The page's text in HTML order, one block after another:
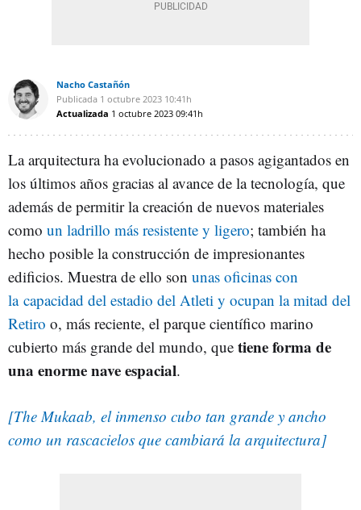
Nacho Castañón
Publicada 1 octubre 2023 10:41h
Actualizada 1 octubre 2023 09:41h
La arquitectura ha evolucionado a pasos agigantados en
los últimos años gracias al avance de la tecnología, que
además de permitir la creación de nuevos materiales
como un ladrillo más resistente y ligero; también ha
hecho posible la construcción de impresionantes
edificios. Muestra de ello son unas oficinas con
la capacidad del estadio del Atleti y ocupan la mitad del
Retiro o, más reciente, el parque científico marino
cubierto más grande del mundo, que tiene forma de
una enorme nave espacial.
[The Mukaab, el inmenso cubo tan grande y ancho
como un rascacielos que cambiará la arquitectura]